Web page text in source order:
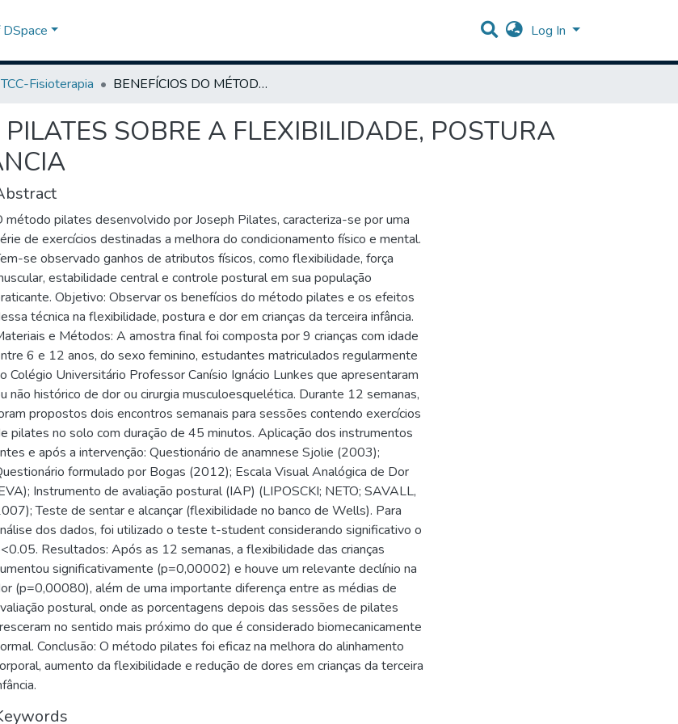
Log In
TCC-Fisioterapia BENEFÍCIOS DO MÉTODO PILATES SOBRE A FLEXIBILIDADE, POSTURA E DOR NA TERCEIRA INFÂNCIA
SOBRE A FLEXIBILIDADE, POSTURA
método pilates desenvolvido por Joseph Pilates, caracteriza-se por uma
de exercícios destinadas a melhora do condicionamento físico e mental.
se observado ganhos de atributos físicos, como flexibilidade, força
estabilidade central e controle postural em sua população
Objetivo: Observar os benefícios do método pilates e os efeitos
técnica na flexibilidade, postura e dor em crianças da terceira infância.
e Métodos: A amostra final foi composta por 9 crianças com idade
6 e 12 anos, do sexo feminino, estudantes matriculados regularmente
Colégio Universitário Professor Canísio Ignácio Lunkes que apresentaram
não histórico de dor ou cirurgia musculoesquelética. Durante 12 semanas,
propostos dois encontros semanais para sessões contendo exercícios
pilates no solo com duração de 45 minutos. Aplicação dos instrumentos
e após a intervenção: Questionário de anamnese Sjolie (2003);
formulado por Bogas (2012); Escala Visual Analógica de Dor
Instrumento de avaliação postural (IAP) (LIPOSCKI; NETO; SAVALL,
Teste de sentar e alcançar (flexibilidade no banco de Wells). Para
dos dados, foi utilizado o teste t-student considerando significativo o
Resultados: Após as 12 semanas, a flexibilidade das crianças
significativamente (p=0,00002) e houve um relevante declínio na
(p=0,00080), além de uma importante diferença entre as médias de
postural, onde as porcentagens depois das sessões de pilates
no sentido mais próximo do que é considerado biomecanicamente
Conclusão: O método pilates foi eficaz na melhora do alinhamento
aumento da flexibilidade e redução de dores em crianças da terceira